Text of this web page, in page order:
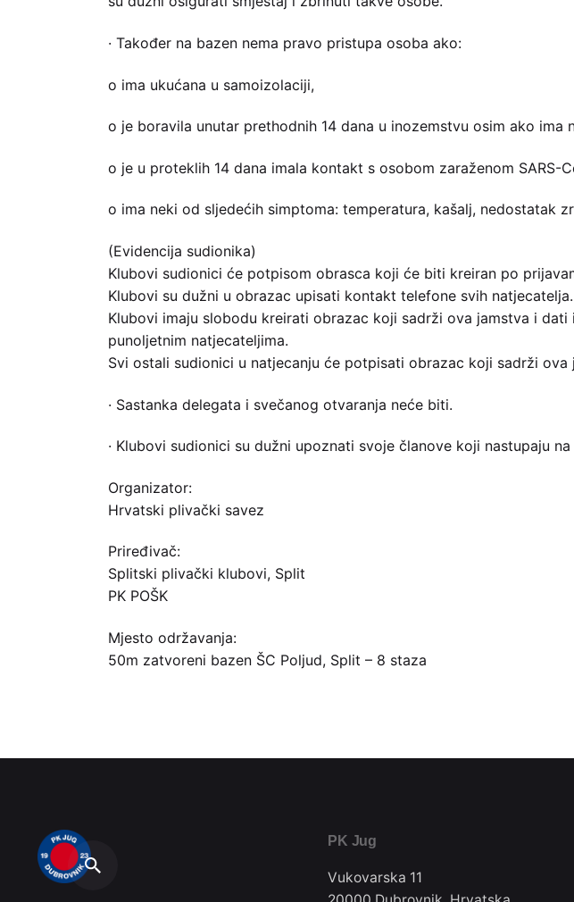
· Također na bazen nema pravo pristupa osoba ako:
o ima ukućana u samoizolaciji,
o je boravila unutar prethodnih 14 dana u inozemstvu osim ako ima
o je u proteklih 14 dana imala kontakt s osobom zaraženom SARS-
o ima neki od sljedećih simptoma: temperatura, kašalj, nedostatak
(Evidencija sudionika)
Klubovi sudionici će potpisom obrasca koji će biti kreiran po
Klubovi su dužni u obrazac upisati kontakt telefone svih natjecatelja.
Klubovi imaju slobodu kreirati obrazac koji sadrži ova jamstva i
punoljetnim natjecateljima.
Svi ostali sudionici u natjecanju će potpisati obrazac koji sadrži
· Sastanka delegata i svečanog otvaranja neće biti.
· Klubovi sudionici su dužni upoznati svoje članove koji nastupaju
Organizator:
Hrvatski plivački savez
Priređivač:
Splitski plivački klubovi, Split
PK POŠK
Mjesto održavanja:
50m zatvoreni bazen ŠC Poljud, Split – 8 staza
PK Jug
Vukovarska 11